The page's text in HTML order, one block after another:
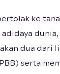
ke
dua dari
serta